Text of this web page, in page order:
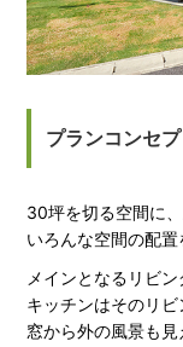
プランコンセプ
30坪を切る空間に
いろんな空間の配置
メインとなるリビ
キッチンはそのリ
窓から外の風景も見